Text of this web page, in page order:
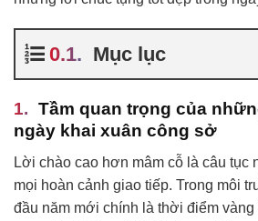
Mục lục
Tầm quan trọng của
ngày khai xuân công sở
Lời chào cao hơn mâm cỗ là câu tục
mọi hoàn cảnh giao tiếp. Trong môi
đầu năm mới chính là thời điểm